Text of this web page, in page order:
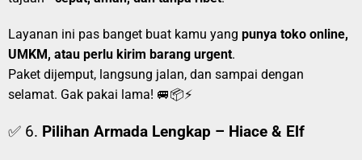
Layanan ini pas banget buat kamu yang punya toko online,
UMKM, atau perlu kirim barang urgent.
Paket dijemput, langsung jalan, dan sampai dengan
selamat. Gak pakai lama! 🚐📦⚡
✅ 6. Pilihan Armada Lengkap – Hiace & Elf